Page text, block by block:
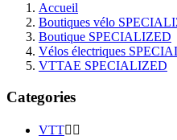
Accueil
Boutiques vélo
Boutique SPECIALIZED
Vélos électriques
VTTAE SPECIALIZED
Categories
VTT 